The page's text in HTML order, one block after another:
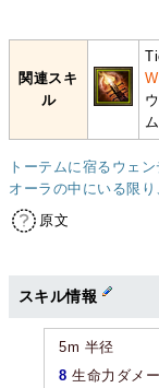
関連スキ
ル
ム
トーテムに宿るウェ
オーラの中にいる限り
原文
スキル情報
5m 半径
8 生命力ダメ